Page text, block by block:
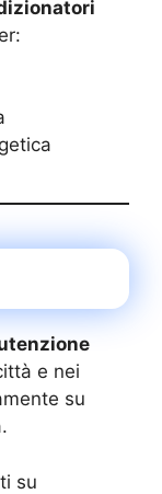
e nei
su
su